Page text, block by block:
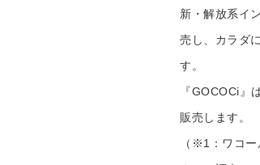
新・解放系イ
売し、カラダ
す。
『GOCOCi』
販売します。
（※1：ワコ